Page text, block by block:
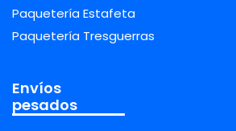
Paquetería Estafeta
Paquetería Tresguerras
Envíos
pesados